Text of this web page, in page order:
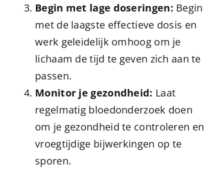
Begin met lage doseringen: Begin
met de laagste effectieve dosis en
werk geleidelijk omhoog om je
lichaam de tijd te geven zich aan te
passen.
Monitor je gezondheid: Laat
regelmatig bloedonderzoek doen
om je gezondheid te controleren en
vroegtijdige bijwerkingen op te
sporen.